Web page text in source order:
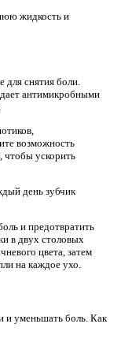
жидкость и
для снятия боли.
антимикробными
возможность
чтобы ускорить
день зубчик
и предотвратить
в двух столовых
цвета, затем
на каждое ухо.
и уменьшать боль. Как